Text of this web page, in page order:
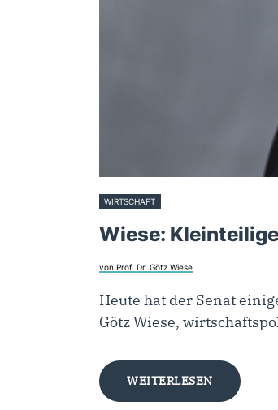
WIRTSCHAFT
Wiese:
von Prof. Dr. Götz Wiese
Heute hat der Senat
Götz Wiese,
WEITERLESEN